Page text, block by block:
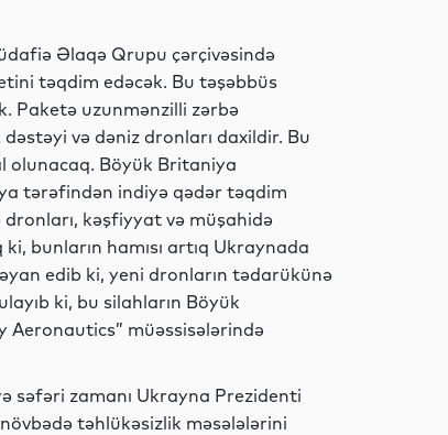
Əlaqə Qrupu çərçivəsində
təqdim edəcək. Bu təşəbbüs
Paketə uzunmənzilli zərbə
və dəniz dronları daxildir. Bu
olunacaq. Böyük Britaniya
tərəfindən indiyə qədər təqdim
kəşfiyyat və müşahidə
bunların hamısı artıq Ukraynada
edib ki, yeni dronların tədarükünə
ki, bu silahların Böyük
Aeronautics” müəssisələrində
səfəri zamanı Ukrayna Prezidenti
təhlükəsizlik məsələlərini